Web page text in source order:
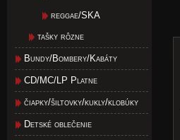
reggae/SKA
tašky rôzne
Bundy/Bombery/Kabáty
CD/MC/LP Platne
čiapky/šiltovky/kukly/klobúky
Detské oblečenie